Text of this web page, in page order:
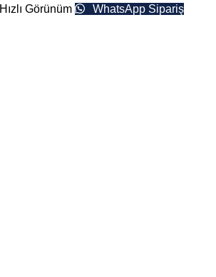
Hızlı Görünüm
WhatsApp Sipariş